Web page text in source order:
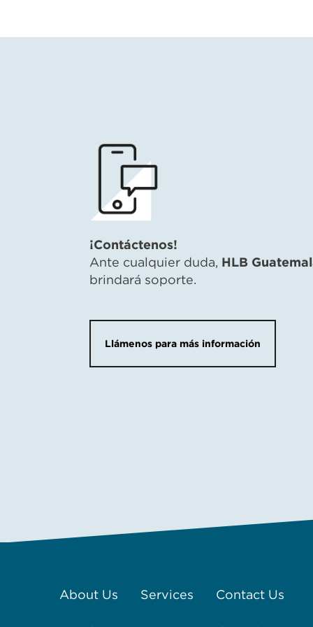
¡Contáctenos!
Ante cualquier duda, HLB
brindará soporte.
Llámenos para más información
About Us Services Contact Us